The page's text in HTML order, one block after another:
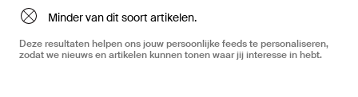
Minder van dit soort artikelen.
Deze resultaten helpen ons jouw persoonlijke feeds te personaliseren,
zodat we nieuws en artikelen kunnen tonen waar jij interesse in hebt.